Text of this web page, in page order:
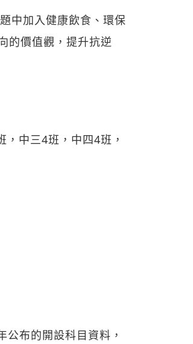
中加入健康飲食、環保
的價值觀，提升抗逆
中三4班，中四4班，
布的開設科目資料，